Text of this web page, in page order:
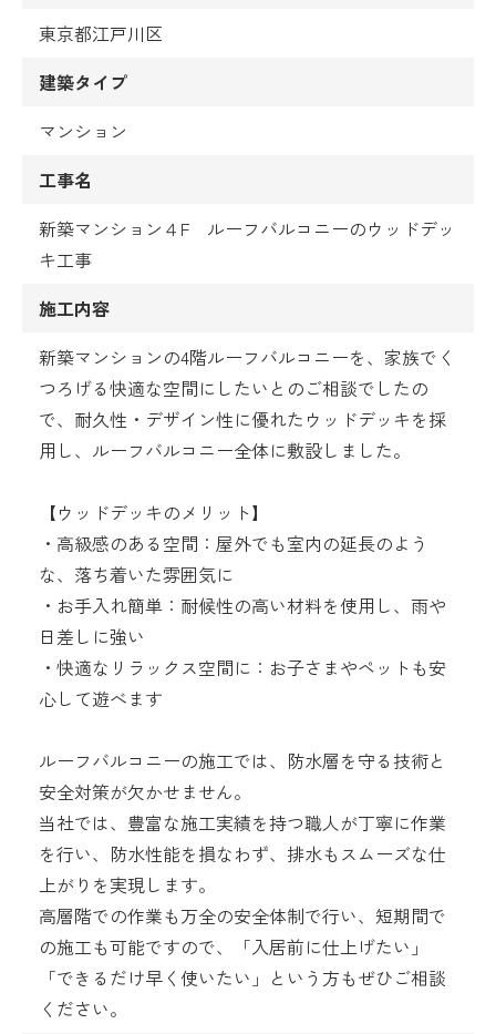
東京都江戸川区
建築タイプ
マンション
工事名
新築マンション４F ルーフバルコニーのウッドデッ
キ工事
施工内容
新築マンションの4階ルーフバルコニーを、家族でく
つろげる快適な空間にしたいとのご相談でしたの
で、耐久性・デザイン性に優れたウッドデッキを採
用し、ルーフバルコニー全体に敷設しました。
【ウッドデッキのメリット】
・高級感のある空間：屋外でも室内の延長のよう
な、落ち着いた雰囲気に
・お手入れ簡単：耐候性の高い材料を使用し、雨や
日差しに強い
・快適なリラックス空間に：お子さまやペットも安
心して遊べます
ルーフバルコニーの施工では、防水層を守る技術と
安全対策が欠かせません。
当社では、豊富な施工実績を持つ職人が丁寧に作業
を行い、防水性能を損なわず、排水もスムーズな仕
上がりを実現します。
高層階での作業も万全の安全体制で行い、短期間で
の施工も可能ですので、「入居前に仕上げたい」
「できるだけ早く使いたい」という方もぜひご相談
ください。